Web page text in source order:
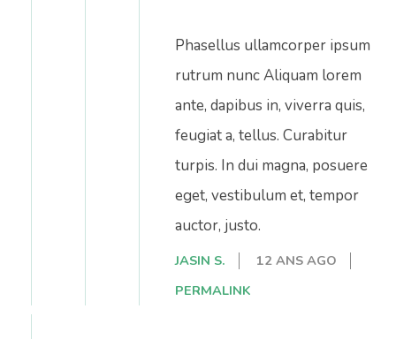
Phasellus ullamcorper ipsum
rutrum nunc Aliquam lorem
ante, dapibus in, viverra quis,
feugiat a, tellus. Curabitur
turpis. In dui magna, posuere
eget, vestibulum et, tempor
auctor, justo.
JASIN S.
12 ANS AGO
PERMALINK